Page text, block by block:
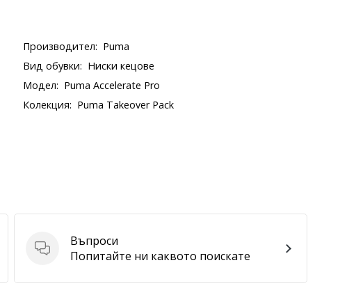
Производител: Puma
Вид обувки: Ниски кецове
Модел: Puma Accelerate Pro
Колекция: Puma Takeover Pack
Въпроси
Въпроси
Попитайте ни каквото поискате